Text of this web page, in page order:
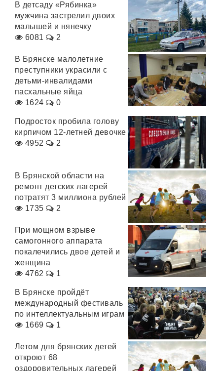
В детсаду «Рябинка»
мужчина застрелил двоих
малышей и нянечку
6081
2
В Брянске малолетние
преступники украсили с
детьми-инвалидами
пасхальные яйца
1624
0
Подросток пробила голову
кирпичом 12-летней девочке
4952
2
В Брянской области на
ремонт детских лагерей
потратят 3 миллиона рублей
1735
2
При мощном взрыве
самогонного аппарата
покалечились двое детей и
женщина
4762
1
В Брянске пройдёт
международный фестиваль
по интеллектуальным играм
1669
1
Летом для брянских детей
откроют 68
оздоровительных лагерей